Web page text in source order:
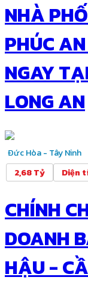
NHÀ
PHÚC
NGAY
LONG AN
Đức Hòa - Tây Ninh
2,68 Tỷ
Diện
CHÍNH
DOANH
HẬU -